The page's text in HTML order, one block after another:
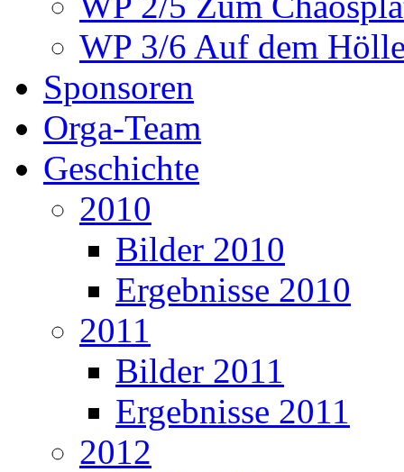
WP 3/6 Auf dem
Sponsoren
Orga-Team
Geschichte
2010
Bilder 2010
Ergebnisse 2010
2011
Bilder 2011
Ergebnisse 2011
2012